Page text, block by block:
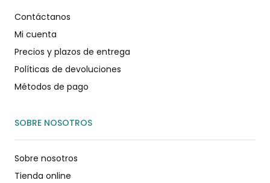
Contáctanos
Mi cuenta
Precios y plazos de entrega
Políticas de devoluciones
Métodos de pago
SOBRE NOSOTROS
Sobre nosotros
Tienda online